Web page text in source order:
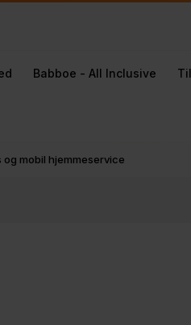
Babboe - All Inclusive
mobil hjemmeservice